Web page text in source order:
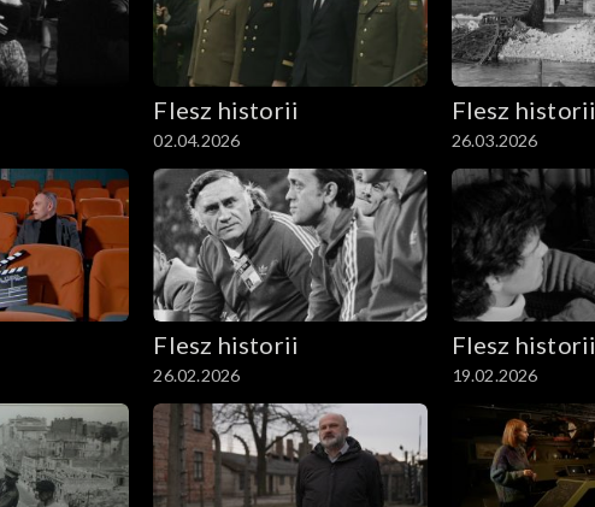
Flesz historii
02.04.2026
Flesz historii
26.03.2026
Flesz historii
26.02.2026
Flesz historii
19.02.2026